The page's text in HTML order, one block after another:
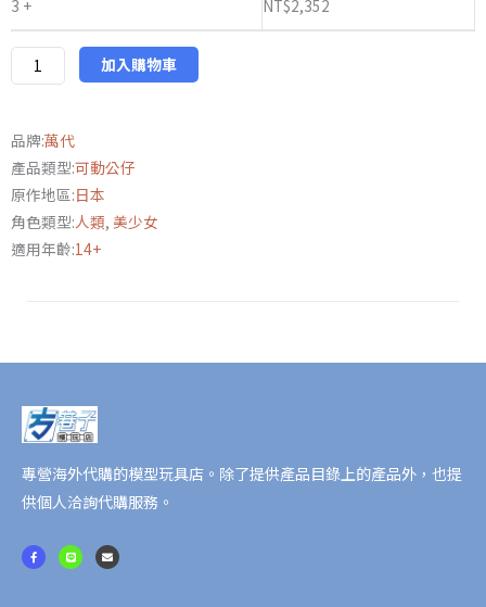
NT$2,450
3 + NT$2,352
限
定
AGP
艦
收
藏
霧
島
改
加入購物車
品牌:萬代
產品類型:可動公仔
原作地區:日本
角色類型:人類, 美少女
適用年齡:14+
專營海外代購的模型玩具店。除了提供產品目錄上的產品外，也提
供個人洽詢代購服務。
F
a
c
L
i
n
E
n
v